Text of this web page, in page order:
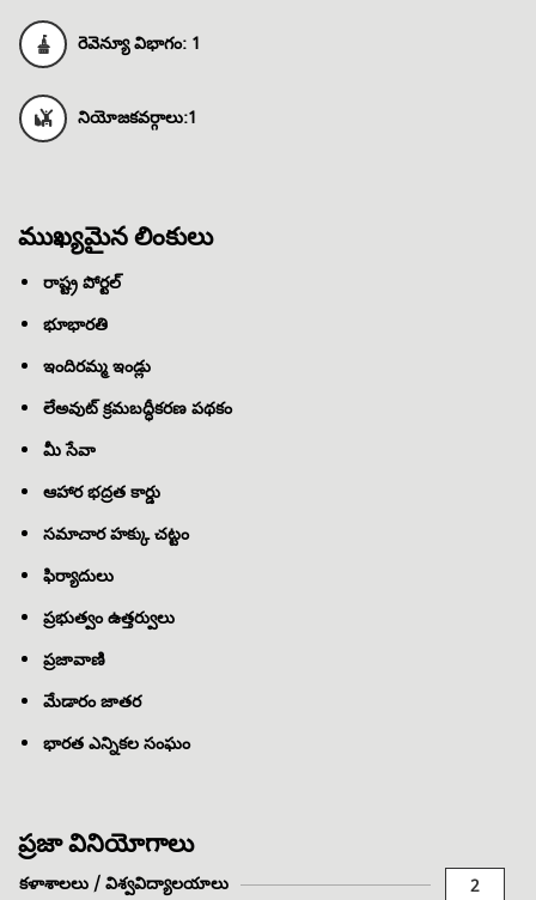
రెవెన్యూ విభాగం: 1
నియోజకవర్గాలు:1
ముఖ్యమైన లింకులు
రాష్ట్ర పోర్టల్
భూభారతి
ఇందిరమ్మ ఇండ్లు
లేఅవుట్ క్రమబద్ధీకరణ పథకం
మీ సేవా
ఆహార భద్రత కార్డు
సమాచార హక్కు చట్టం
ఫిర్యాదులు
ప్రభుత్వం ఉత్తర్వులు
ప్రజావాణి
మేడారం జాతర
భారత ఎన్నికల సంఘం
ప్రజా వినియోగాలు
2
కళాశాలలు / విశ్వవిద్యాలయాలు